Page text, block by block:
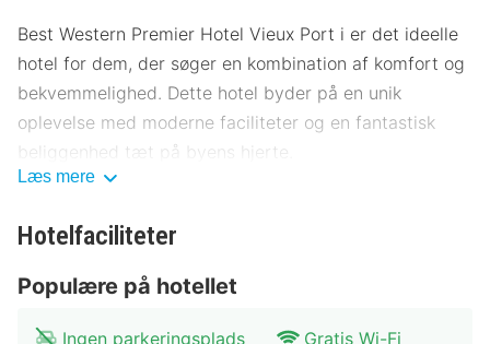
Best Western Premier Hotel Vieux Port i er det ideelle
hotel for dem, der søger en kombination af komfort og
bekvemmelighed. Dette hotel byder på en unik
oplevelse med moderne faciliteter og en fantastisk
beliggenhed tæt på byens hjerte.
Vieux Port
fra centrum. Gæsterne kan nemt udforske lokale
attraktioner som det nærliggende museum, som ligger
Læs mere
Hotelfaciliteter
Populære på hotellet
Ingen parkeringsplads
Gratis Wi-Fi